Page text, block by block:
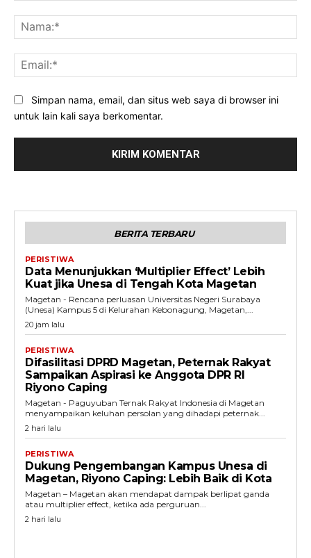
Simpan nama, email, dan situs web saya di browser ini
untuk lain kali saya berkomentar.
BERITA TERBARU
PERISTIWA
Data Menunjukkan ‘Multiplier Effect’ Lebih
Kuat jika Unesa di Tengah Kota Magetan
Magetan - Rencana perluasan Universitas Negeri Surabaya
(Unesa) Kampus 5 di Kelurahan Kebonagung, Magetan,...
20 jam lalu
PERISTIWA
Difasilitasi DPRD Magetan, Peternak Rakyat
Sampaikan Aspirasi ke Anggota DPR RI
Riyono Caping
Magetan - Paguyuban Ternak Rakyat Indonesia di Magetan
menyampaikan keluhan persolan yang dihadapi peternak...
2 hari lalu
PERISTIWA
Dukung Pengembangan Kampus Unesa di
Magetan, Riyono Caping: Lebih Baik di Kota
Magetan – Magetan akan mendapat dampak berlipat ganda
atau multiplier effect, ketika ada perguruan...
2 hari lalu